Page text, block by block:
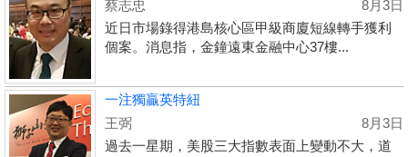
蔡志忠
8月3日
近日市場錄得港島核心區甲級商廈短線轉手獲利
個案。消息指，金鐘遠東金融中心37樓...
一注獨贏英特紐
王弼
8月3日
過去一星期，美股三大指數表面上變動不大，道